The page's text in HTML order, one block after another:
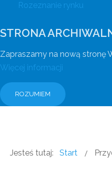
Rozeznanie rynku
STRONA
Zapraszamy na nową stronę
Więcej informacji
ROZUMIEM
Jesteś tutaj: Start